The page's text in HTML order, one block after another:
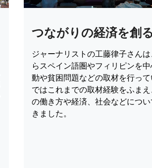
つながりの経済を創る
ジャーナリストの工藤律子さん
らスペイン語圏やフィリピンを
動や貧困問題などの取材を行っ
ではこれまでの取材経験をふま
の働き方や経済、社会などにつ
きました。